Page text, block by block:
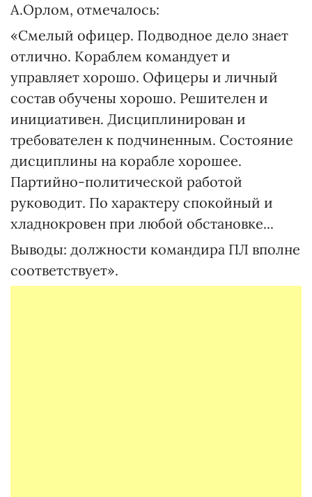
А.Орлом, отмечалось:
«Смелый офицер. Подводное дело знает
отлично. Кораблем командует и
управляет хорошо. Офицеры и личный
состав обучены хорошо. Решителен и
инициативен. Дисциплинирован и
требователен к подчиненным. Состояние
дисциплины на корабле хорошее.
Партийно-политической работой
руководит. По характеру спокойный и
хладнокровен при любой обстановке...
Выводы: должности командира ПЛ вполне
соответствует».